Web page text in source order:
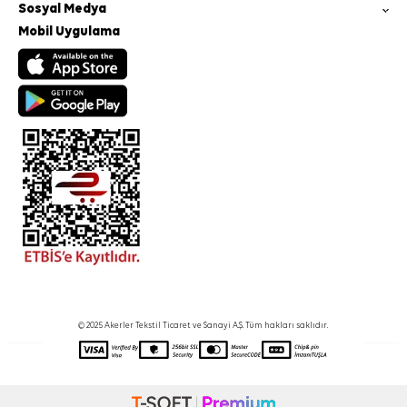
Sosyal Medya
Mobil Uygulama
© 2025 Akerler Tekstil Ticaret ve Sanayi A.Ş. Tüm hakları saklıdır.